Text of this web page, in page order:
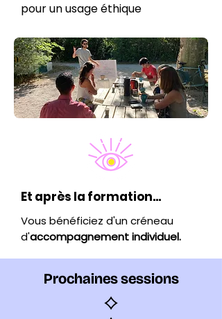
pour un usage éthique
Et après la formation...
Vous bénéficiez d'un créneau
d'accompagnement individuel.
Prochaines sessions